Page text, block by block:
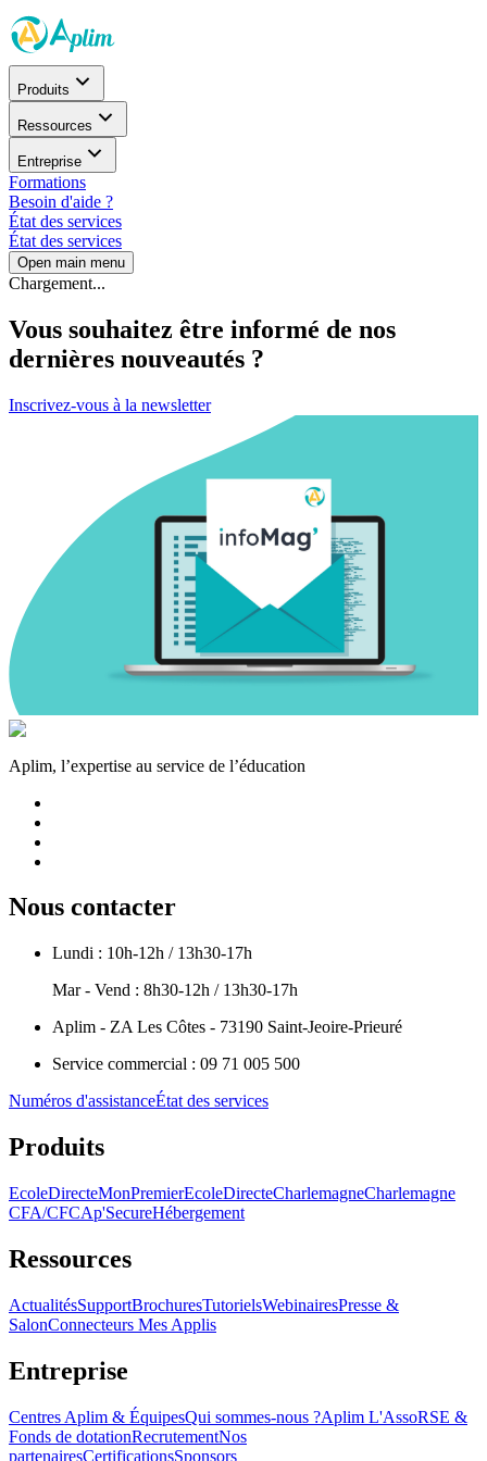
Produits
Ressources
Entreprise
Formations
Besoin d'aide ?
État des services
État des services
Open main menu
Chargement...
Vous souhaitez être informé de nos
dernières nouveautés ?
Inscrivez-vous à la newsletter
Aplim, l’expertise au service de l’éducation
Nous contacter
Lundi : 10h-12h / 13h30-17h
Mar - Vend : 8h30-12h / 13h30-17h
Aplim - ZA Les Côtes - 73190 Saint-Jeoire-Prieuré
Service commercial : 09 71 005 500
Numéros d'assistanceÉtat des services
Produits
EcoleDirecteMonPremierEcoleDirecteCharlemagneCharlemagne
CFA/CFCAp'SecureHébergement
Ressources
ActualitésSupportBrochuresTutorielsWebinairesPresse &
SalonConnecteurs Mes Applis
Entreprise
Centres Aplim & ÉquipesQui sommes-nous ?Aplim L'AssoRSE &
Fonds de dotationRecrutementNos
partenairesCertificationsSponsors